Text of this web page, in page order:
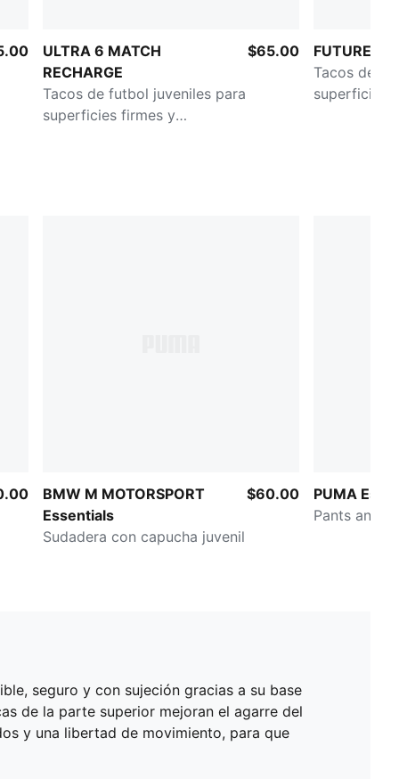
ULTRA 6 MATCH
RECHARGE
Tacos de futbol juveniles para
superficies firmes y
$65.00
FUTURE 8
Tacos de
superficies
BMW M MOTORSPORT
Essentials
Sudadera con capucha juvenil
$60.00
PUMA
Pants
seguro y con sujeción gracias a su base
de la parte superior mejoran el agarre del
y una libertad de movimiento, para que